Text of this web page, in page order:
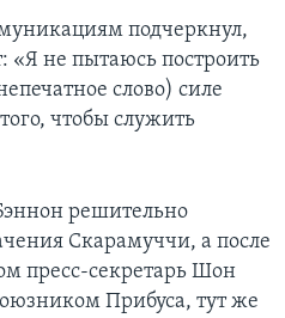
подчеркнул,
«Я не пытаюсь построить
слово) силе
чтобы служить
решительно
Скарамуччи, а после
пресс-секретарь Шон
Прибуса, тут же